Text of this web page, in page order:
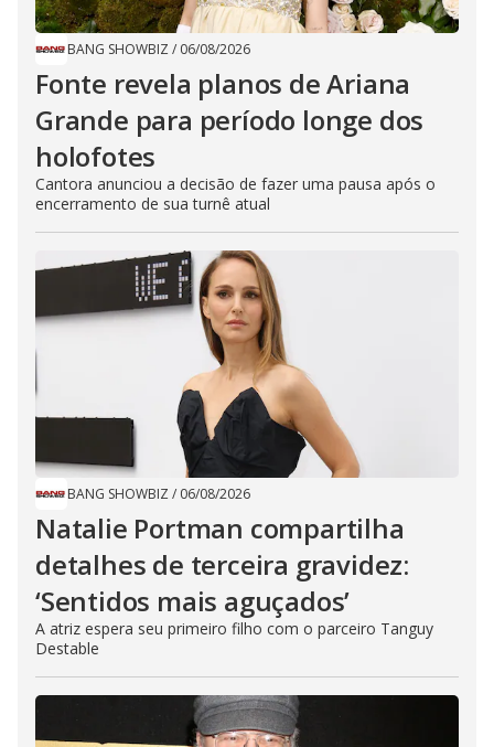
BANG SHOWBIZ / 06/08/2026
Fonte revela planos de Ariana
Grande para período longe dos
holofotes
Cantora anunciou a decisão de fazer uma pausa após o
encerramento de sua turnê atual
BANG SHOWBIZ / 06/08/2026
Natalie Portman compartilha
detalhes de terceira gravidez:
‘Sentidos mais aguçados’
A atriz espera seu primeiro filho com o parceiro Tanguy
Destable